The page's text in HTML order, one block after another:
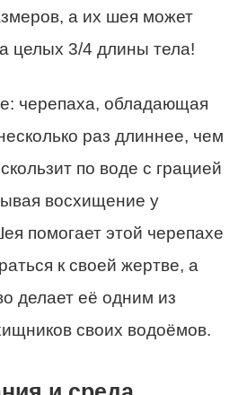
а их шея может
целых 3/4 длины тела!
черепаха, обладающая
раз длиннее, чем
по воде с грацией
восхищение у
помогает этой черепахе
к своей жертве, а
делает её одним из
своих водоёмов.